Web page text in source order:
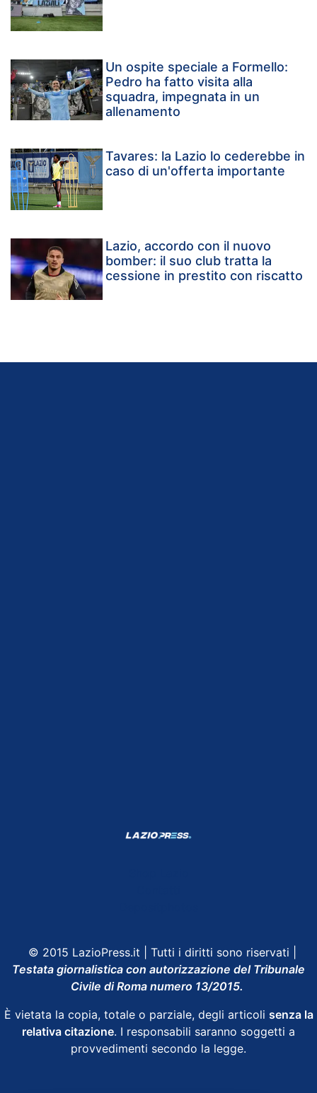
Un ospite speciale a Formello:
Pedro ha fatto visita alla
squadra, impegnata in un
allenamento
Tavares: la Lazio lo cederebbe in
caso di un'offerta importante
Lazio, accordo con il nuovo
bomber: il suo club tratta la
cessione in prestito con riscatto
© 2015 LazioPress.it | Tutti i diritti sono riservati |
Testata giornalistica con autorizzazione del Tribunale
Civile di Roma numero 13/2015.
È vietata la copia, totale o parziale, degli articoli senza la
relativa citazione. I responsabili saranno soggetti a
provvedimenti secondo la legge.